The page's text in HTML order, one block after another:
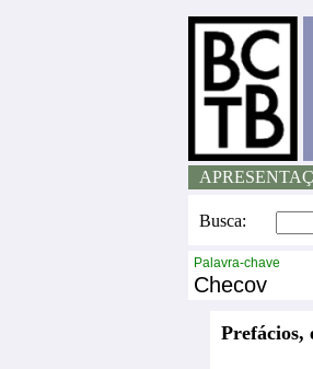
Busca:
Palavra-chave
Checov
Prefácios,